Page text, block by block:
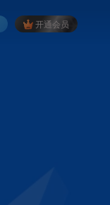
开通会员